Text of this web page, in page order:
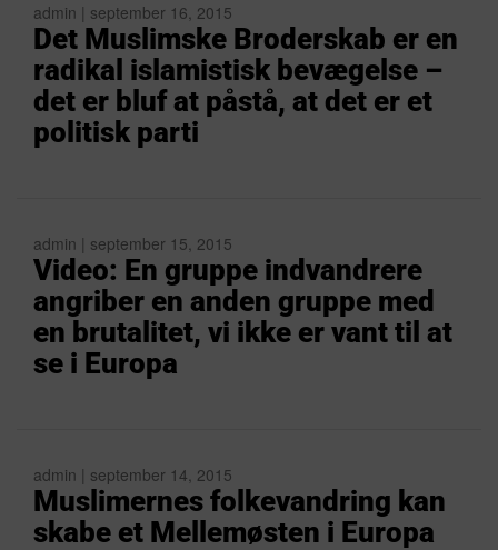
admin | september 16, 2015
Det Muslimske Broderskab er en
radikal islamistisk bevægelse –
det er bluf at påstå, at det er et
politisk parti
admin | september 15, 2015
Video: En gruppe indvandrere
angriber en anden gruppe med
en brutalitet, vi ikke er vant til at
se i Europa
admin | september 14, 2015
Muslimernes folkevandring kan
skabe et Mellemøsten i Europa